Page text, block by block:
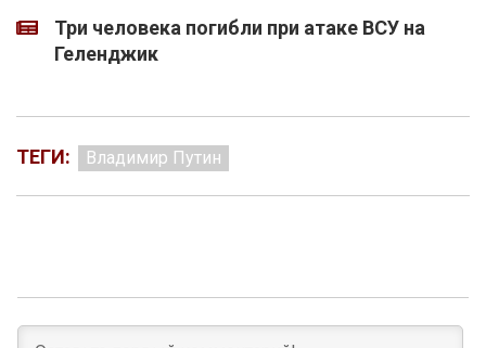
Три человека погибли при атаке ВСУ на
Геленджик
ТЕГИ: Владимир Путин